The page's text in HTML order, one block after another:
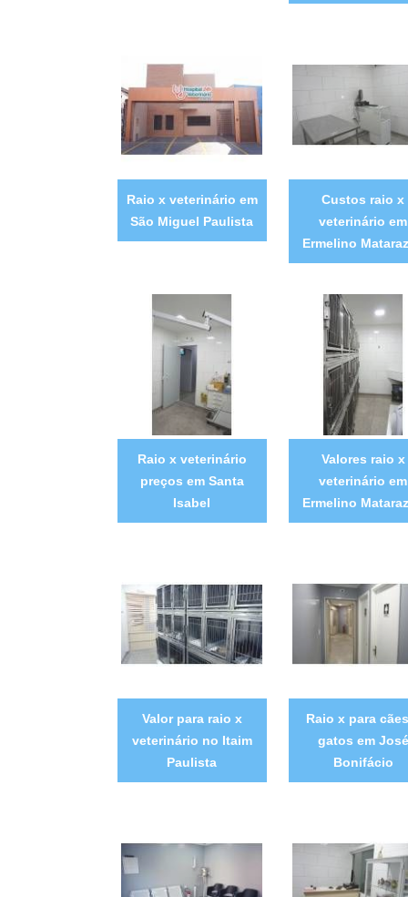
Raio x veterinário em
São Miguel Paulista
Custos raio x
veterinário em
Ermelino
Raio x veterinário
preços em Santa
Isabel
Valores raio x
veterinário em
Ermelino
Valor para raio x
veterinário no Itaim
Paulista
Raio x para
gatos em José
Bonifácio